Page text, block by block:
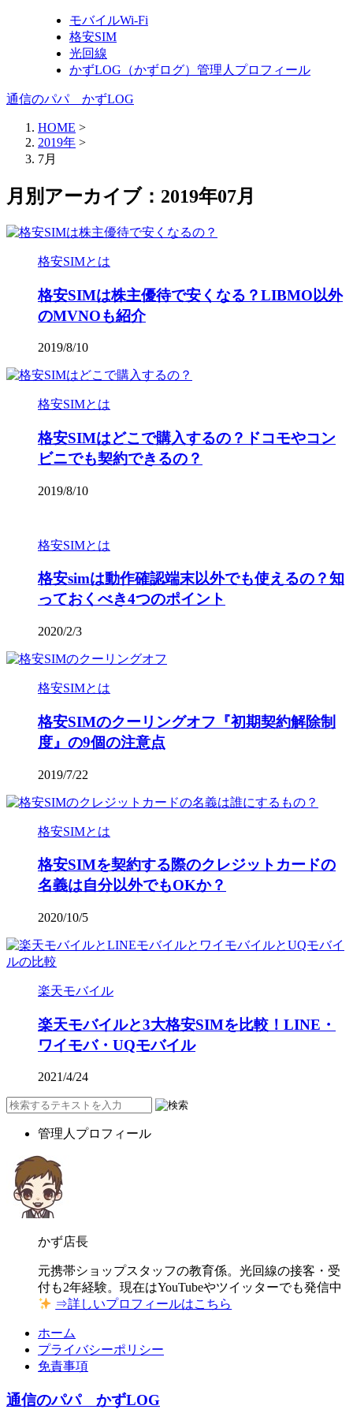
モバイルWi-Fi
格安SIM
光回線
かずLOG（かずログ）管理人プロフィール
通信のパパ かずLOG
HOME >
2019年 >
7月
月別アーカイブ：2019年07月
格安SIMとは
格安SIMは株主優待で安くなる？LIBMO以外
のMVNOも紹介
2019/8/10
格安SIMとは
格安SIMはどこで購入するの？ドコモやコン
ビニでも契約できるの？
2019/8/10
格安SIMとは
格安simは動作確認端末以外でも使えるの？知
っておくべき4つのポイント
2020/2/3
格安SIMとは
格安SIMのクーリングオフ『初期契約解除制
度』の9個の注意点
2019/7/22
格安SIMとは
格安SIMを契約する際のクレジットカードの
名義は自分以外でもOKか？
2020/10/5
楽天モバイル
楽天モバイルと3大格安SIMを比較！LINE・
ワイモバ・UQモバイル
2021/4/24
管理人プロフィール
かず店長
元携帯ショップスタッフの教育係。光回線の接客・受
付も2年経験。現在はYouTubeやツイッターでも発信中
⇒詳しいプロフィールはこちら
ホーム
プライバシーポリシー
免責事項
通信のパパ かずLOG